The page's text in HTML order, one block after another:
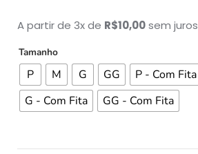
A partir de 3x de R$10,00sem juros
Tamanho
P M G GG P - Com Fita
G - Com Fita
GG - Com Fita